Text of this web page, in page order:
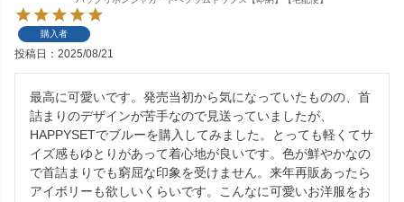
購入者
投稿日 2025/08/21
最高に可愛いです。発売当初から気になっていたものの、首
詰まりのデザインが苦手なので見送っていましたが、
HAPPYSETでブルーを購入してみました。とっても軽くてサ
イズ感もゆとりがあって着心地が良いです。色が鮮やかなの
で首詰まりでも窮屈な印象を受けません。来年再販あったら
アイボリーも欲しいくらいです。こんなに可愛いお洋服をお